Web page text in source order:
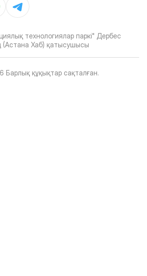
технологиялар паркі" Дербес
(Астана Хаб) қатысушысы
Барлық құқықтар сақталған.